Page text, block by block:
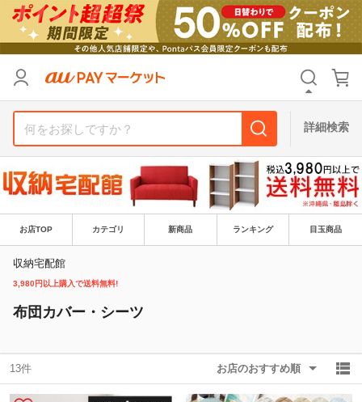
詳細検索
お店TOP カテゴリ 新商品 ランキング 目玉商品
収納宅配館
3,980円以上購入で送料無料!
布団カバー・シーツ
13件 お店のおすすめ順
支払い方法
その他の条件
送料無料 タイムセール
Pontaパス特典対象すべて
リセット
支払い方法
その他の条件
送料無料 タイムセール
Pontaパス特典対象すべて